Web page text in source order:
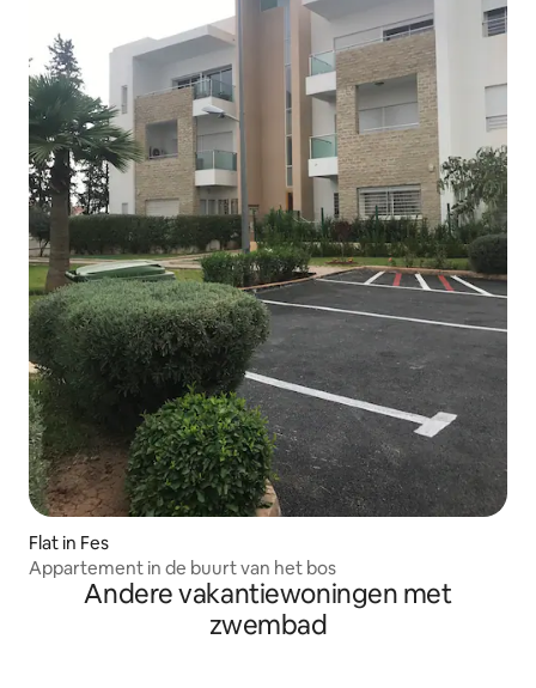
Flat in Fes
Appartement in de buurt van het bos
Andere vakantiewoningen met
zwembad